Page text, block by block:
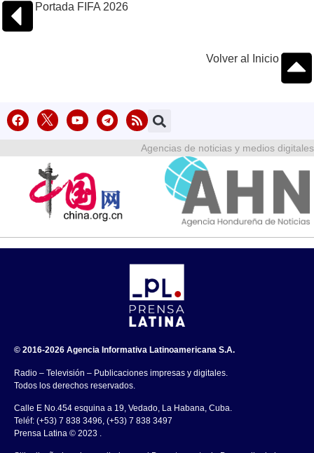
Portada FIFA 2026
Volver al Inicio
Agencias de noticias y medios digitales
© 2016-2026 Agencia Informativa Latinoamericana S.A.
Radio – Televisión – Publicaciones impresas y digitales.
Todos los derechos reservados.
Calle E No.454 esquina a 19, Vedado, La Habana, Cuba.
Teléf: (+53) 7 838 3496, (+53) 7 838 3497
Prensa Latina © 2023 .